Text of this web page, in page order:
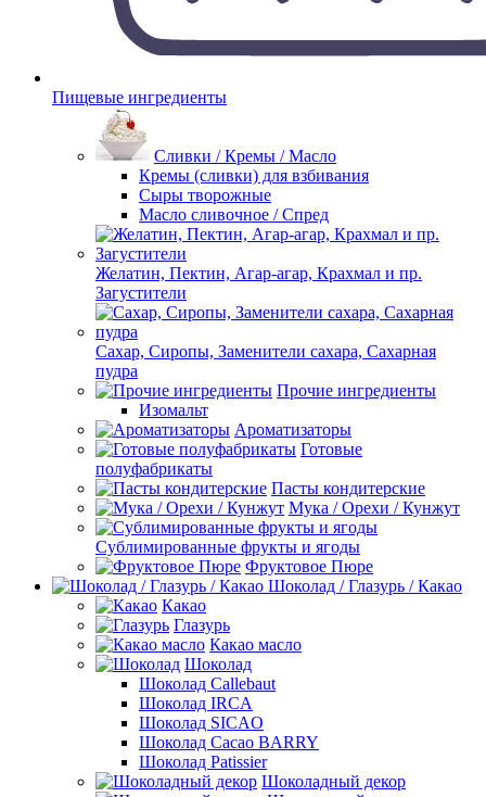
Пищевые ингредиенты
Сливки / Кремы / Масло
Кремы (сливки) для взбивания
Сыры творожные
Масло сливочное / Спред
Желатин, Пектин, Агар-агар, Крахмал и пр.
Загустители
Сахар, Сиропы, Заменители сахара, Сахарная
пудра
Прочие ингредиенты
Изомальт
Ароматизаторы
Готовые
полуфабрикаты
Пасты кондитерские
Мука / Орехи / Кунжут
Сублимированные фрукты и ягоды
Фруктовое Пюре
Шоколад / Глазурь / Какао
Какао
Глазурь
Какао масло
Шоколад
Шоколад Callebaut
Шоколад IRCA
Шоколад SICAO
Шоколад Cacao BARRY
Шоколад Patissier
Шоколадный декор